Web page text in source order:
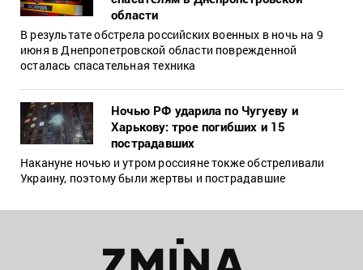
области
В результате обстрела российских военных в ночь на 9
июня в Днепропетровской области поврежденной
осталась спасательная техника
Ночью РФ ударила по Чугуеву и
Харькову: трое погибших и 15
пострадавших
Накануне ночью и утром россияне токже обстреливали
Украину, поэтому были жертвы и пострадавшие